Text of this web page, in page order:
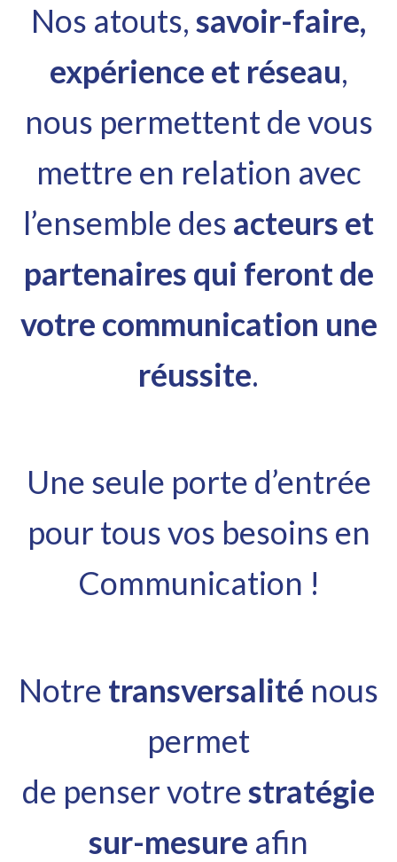
Nos atouts, savoir-faire,
expérience et réseau,
nous permettent de vous
mettre en relation avec
l’ensemble des acteurs et
partenaires qui feront de
votre communication une
réussite.
Une seule porte d’entrée
pour tous vos besoins en
Communication !
Notre transversalité nous
permet
de penser votrestratégie
sur-mesure afin